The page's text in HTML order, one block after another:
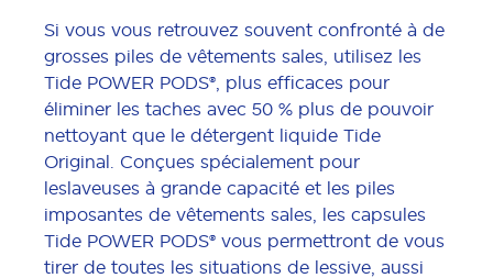
Si vous vous retrouvez souvent confronté à de
grosses piles de vêtements sales, utilisez les
Tide POWER PODS®, plus efficaces pour
éliminer les taches avec 50 % plus de pouvoir
nettoyant que le détergent liquide Tide
Original. Conçues spécialement pour
leslaveuses à grande capacité et les piles
imposantes de vêtements sales, les capsules
Tide POWER PODS® vous permettront de vous
tirer de toutes les situations de lessive, aussi